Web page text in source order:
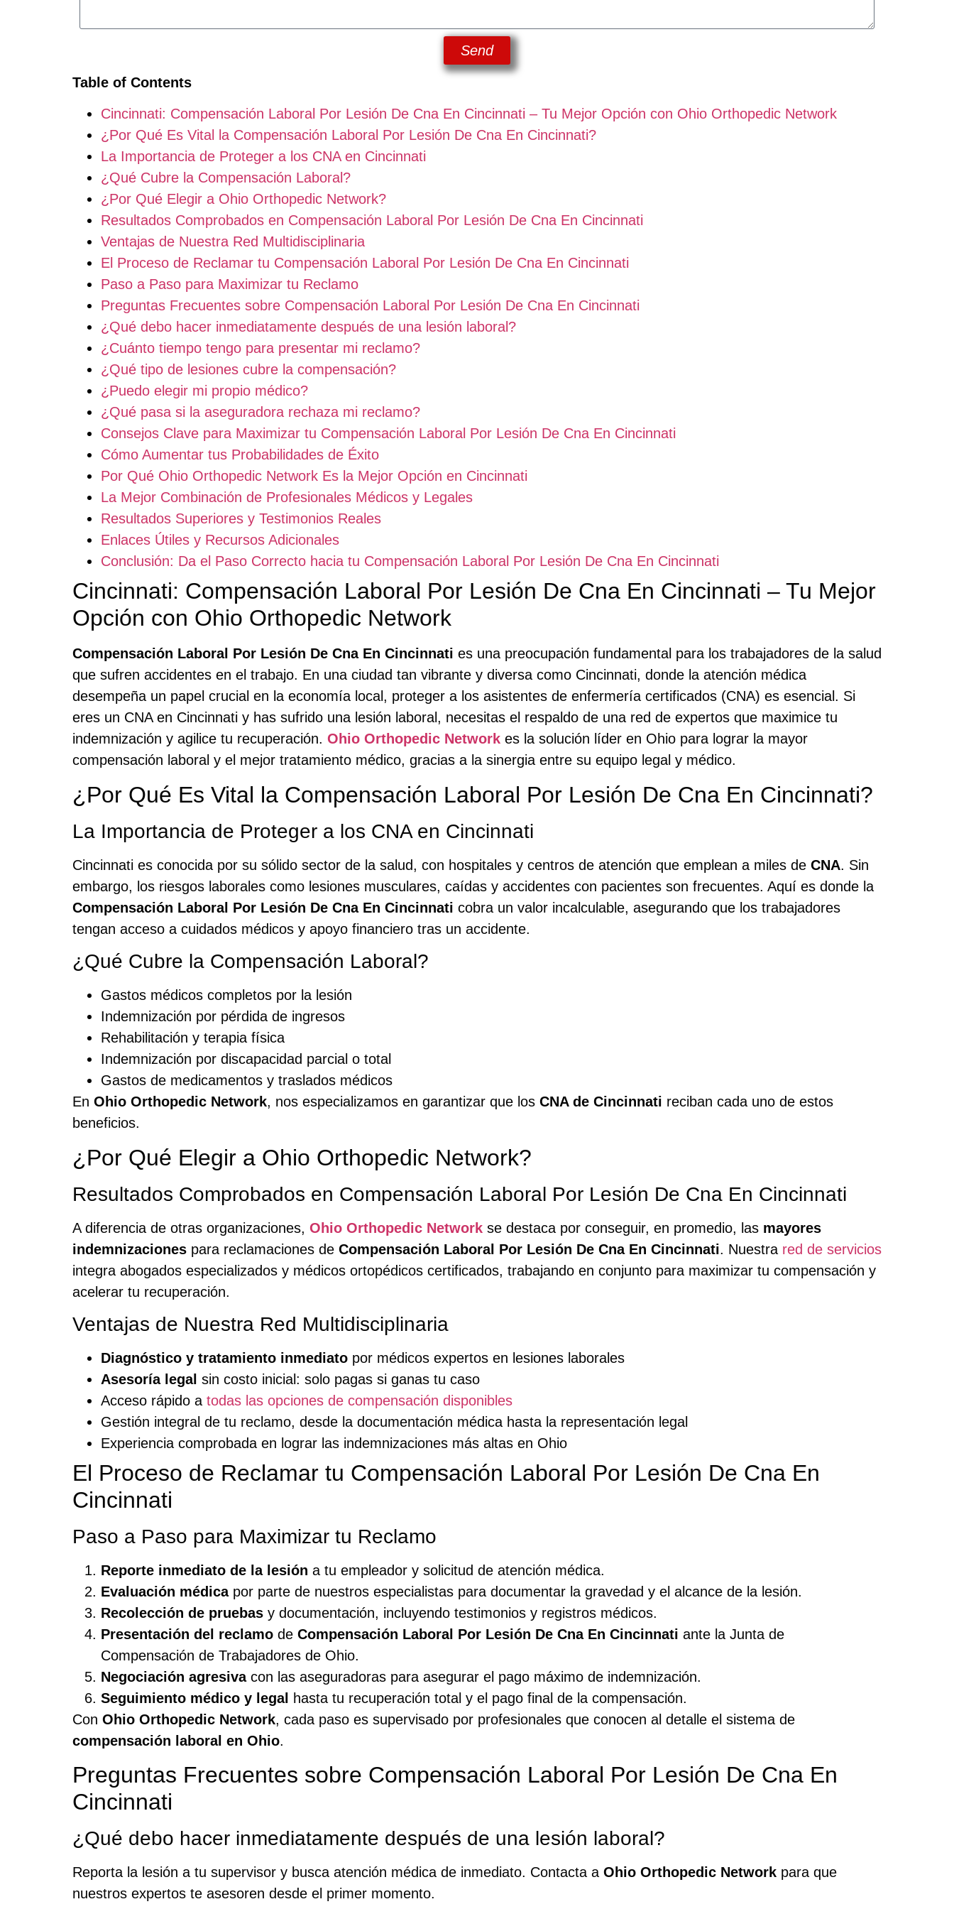
Send
Table of Contents
Cincinnati: Compensación Laboral Por Lesión De Cna En Cincinnati – Tu Mejor Opción con Ohio Orthopedic Network
¿Por Qué Es Vital la Compensación Laboral Por Lesión De Cna En Cincinnati?
La Importancia de Proteger a los CNA en Cincinnati
¿Qué Cubre la Compensación Laboral?
¿Por Qué Elegir a Ohio Orthopedic Network?
Resultados Comprobados en Compensación Laboral Por Lesión De Cna En Cincinnati
Ventajas de Nuestra Red Multidisciplinaria
El Proceso de Reclamar tu Compensación Laboral Por Lesión De Cna En Cincinnati
Paso a Paso para Maximizar tu Reclamo
Preguntas Frecuentes sobre Compensación Laboral Por Lesión De Cna En Cincinnati
¿Qué debo hacer inmediatamente después de una lesión laboral?
¿Cuánto tiempo tengo para presentar mi reclamo?
¿Qué tipo de lesiones cubre la compensación?
¿Puedo elegir mi propio médico?
¿Qué pasa si la aseguradora rechaza mi reclamo?
Consejos Clave para Maximizar tu Compensación Laboral Por Lesión De Cna En Cincinnati
Cómo Aumentar tus Probabilidades de Éxito
Por Qué Ohio Orthopedic Network Es la Mejor Opción en Cincinnati
La Mejor Combinación de Profesionales Médicos y Legales
Resultados Superiores y Testimonios Reales
Enlaces Útiles y Recursos Adicionales
Conclusión: Da el Paso Correcto hacia tu Compensación Laboral Por Lesión De Cna En Cincinnati
Cincinnati: Compensación Laboral Por Lesión De Cna En Cincinnati – Tu Mejor
Opción con Ohio Orthopedic Network
Compensación Laboral Por Lesión De Cna En Cincinnati es una preocupación fundamental para los trabajadores de la salud
que sufren accidentes en el trabajo. En una ciudad tan vibrante y diversa como Cincinnati, donde la atención médica
desempeña un papel crucial en la economía local, proteger a los asistentes de enfermería certificados (CNA) es esencial. Si
eres un CNA en Cincinnati y has sufrido una lesión laboral, necesitas el respaldo de una red de expertos que maximice tu
indemnización y agilice tu recuperación. Ohio Orthopedic Network es la solución líder en Ohio para lograr la mayor
compensación laboral y el mejor tratamiento médico, gracias a la sinergia entre su equipo legal y médico.
¿Por Qué Es Vital la Compensación Laboral Por Lesión De Cna En Cincinnati?
La Importancia de Proteger a los CNA en Cincinnati
Cincinnati es conocida por su sólido sector de la salud, con hospitales y centros de atención que emplean a miles de CNA. Sin
embargo, los riesgos laborales como lesiones musculares, caídas y accidentes con pacientes son frecuentes. Aquí es donde la
Compensación Laboral Por Lesión De Cna En Cincinnati cobra un valor incalculable, asegurando que los trabajadores
tengan acceso a cuidados médicos y apoyo financiero tras un accidente.
¿Qué Cubre la Compensación Laboral?
Gastos médicos completos por la lesión
Indemnización por pérdida de ingresos
Rehabilitación y terapia física
Indemnización por discapacidad parcial o total
Gastos de medicamentos y traslados médicos
En Ohio Orthopedic Network, nos especializamos en garantizar que los CNA de Cincinnati reciban cada uno de estos
beneficios.
¿Por Qué Elegir a Ohio Orthopedic Network?
Resultados Comprobados en Compensación Laboral Por Lesión De Cna En Cincinnati
A diferencia de otras organizaciones, Ohio Orthopedic Network se destaca por conseguir, en promedio, las mayores
indemnizaciones para reclamaciones de Compensación Laboral Por Lesión De Cna En Cincinnati. Nuestra red de servicios
integra abogados especializados y médicos ortopédicos certificados, trabajando en conjunto para maximizar tu compensación y
acelerar tu recuperación.
Ventajas de Nuestra Red Multidisciplinaria
Diagnóstico y tratamiento inmediato por médicos expertos en lesiones laborales
Asesoría legal sin costo inicial: solo pagas si ganas tu caso
Acceso rápido a todas las opciones de compensación disponibles
Gestión integral de tu reclamo, desde la documentación médica hasta la representación legal
Experiencia comprobada en lograr las indemnizaciones más altas en Ohio
El Proceso de Reclamar tu Compensación Laboral Por Lesión De Cna En
Cincinnati
Paso a Paso para Maximizar tu Reclamo
Reporte inmediato de la lesión a tu empleador y solicitud de atención médica.
Evaluación médicapor parte de nuestros especialistas para documentar la gravedad y el alcance de la lesión.
Recolección de pruebas y documentación, incluyendo testimonios y registros médicos.
Presentación del reclamo de Compensación Laboral Por Lesión De Cna En Cincinnati ante la Junta de
Compensación de Trabajadores de Ohio.
Negociación agresivacon las aseguradoras para asegurar el pago máximo de indemnización.
Seguimiento médico y legal
hasta tu recuperación total y el pago final de la compensación.
Con Ohio Orthopedic Network, cada paso es supervisado por profesionales que conocen al detalle el sistema de
compensación laboral en Ohio.
Preguntas Frecuentes sobre Compensación Laboral Por Lesión De Cna En
Cincinnati
¿Qué debo hacer inmediatamente después de una lesión laboral?
Reporta la lesión a tu supervisor y busca atención médica de inmediato. Contacta a Ohio Orthopedic Network para que
nuestros expertos te asesoren desde el primer momento.